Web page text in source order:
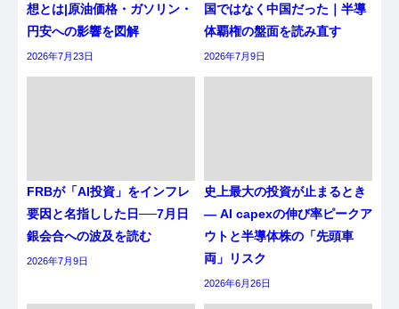
想とは|原油価格・ガソリン・
円安への影響を図解
2026年7月23日
国ではなく中国だった｜半導
体覇権の盤面を読み直す
2026年7月9日
FRBが「AI投資」をインフレ
要因と名指しした日──7月日
銀会合への波及を読む
2026年7月9日
史上最大の投資が止まるとき
― AI capexの伸び率ピークア
ウトと半導体株の「先頭車
両」リスク
2026年6月26日